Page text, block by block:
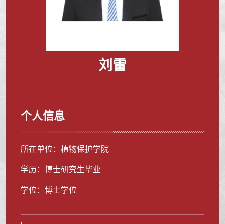
刘雷
个人信息
所在单位：植物保护学院
学历：博士研究生毕业
学位：博士学位